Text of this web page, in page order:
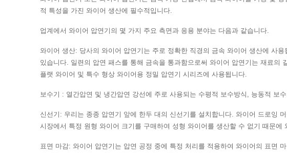
적 특성을 가진 와이어 생산에 필수적입니다.
업계에서 와이어 압연기의 몇 가지 주요 측면과 응용 분야는 다음과 같습니다.
와이어 생산: 당사의 와이어 압연기는 주로 정확한 직경의 금속 와이어 생산에 사
있습니다. 일련의 압연 패스를 통해 금속을 통과함으로써 와이어 압연기는 재료
플랫 와이어 및 특수 형상 와이어용 정밀 압연기 시리즈에 사용됩니다.
보수기 : 열간압연 및 냉간압연 강선에 주로 사용되는 수평적 보수방식, 능동적 보
신선기: 우리는 종종 압연기 앞에 한두 대의 신선기를 설치합니다. 와이어 드로잉
시장에서 특정 원형 와이어 크기를 구매하여 성형 와이어를 생산할 수 없기 때문에
표면 마감: 와이어 압연기는 압연 공정 중에 특정 처리를 적용하여 와이어의 표면